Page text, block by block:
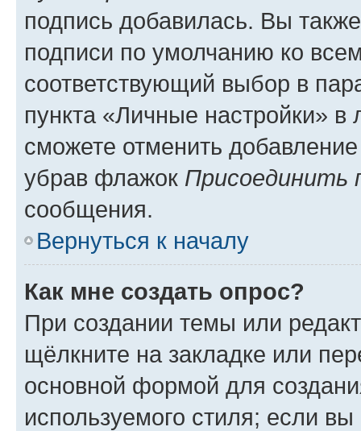
подпись добавилась. Вы
подписи по умолчанию ко
соответствующий выбор в
пункта «Личные настройки»
сможете отменить
убрав флажок Присоединить
сообщения.
Вернуться к началу
Как мне создать опрос?
При создании темы или
щёлкните на закладке или
основной формой для
используемого стиля; если